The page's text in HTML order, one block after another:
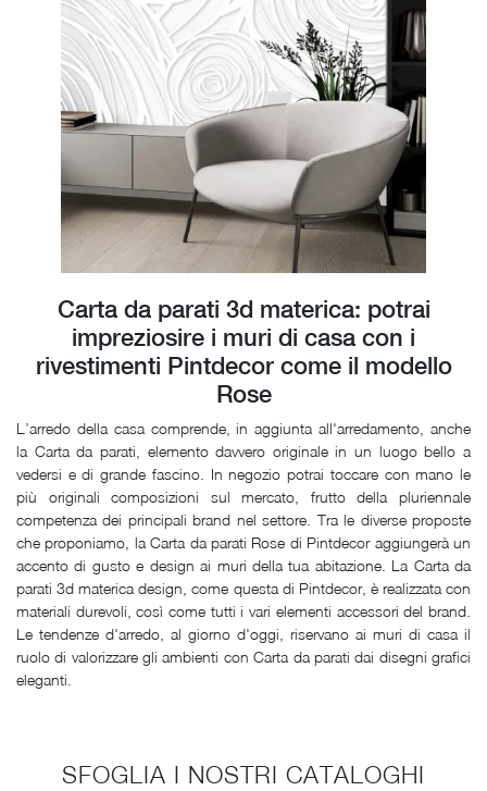
Carta da parati 3d materica: potrai
impreziosire i muri di casa con i
rivestimenti Pintdecor come il modello
Rose
L’arredo della casa comprende, in aggiunta all'arredamento, anche
la Carta da parati, elemento davvero originale in un luogo bello a
vedersi e di grande fascino. In negozio potrai toccare con mano le
più originali composizioni sul mercato, frutto della pluriennale
competenza dei principali brand nel settore. Tra le diverse proposte
che proponiamo, la Carta da parati Rose di Pintdecor aggiungerà un
accento di gusto e design ai muri della tua abitazione. La Carta da
parati 3d materica design, come questa di Pintdecor, è realizzata con
materiali durevoli, così come tutti i vari elementi accessori del brand.
Le tendenze d'arredo, al giorno d'oggi, riservano ai muri di casa il
ruolo di valorizzare gli ambienti con Carta da parati dai disegni grafici
eleganti.
SFOGLIA I NOSTRI CATALOGHI